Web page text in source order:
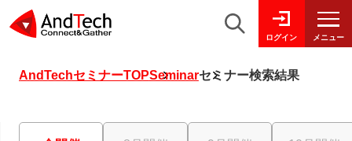
ログイン メニュー
AndTechセミナーTOPSeminarセミナー検索結果